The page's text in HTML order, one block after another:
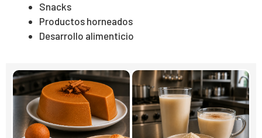
Snacks
Productos horneados
Desarrollo alimenticio